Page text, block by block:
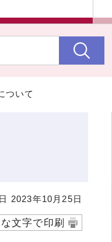
ついて
2023年10月25日
文字で印刷